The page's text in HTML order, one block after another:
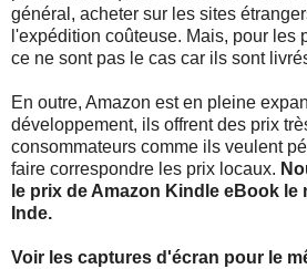
général, acheter sur les sites
l'expédition coûteuse. Mais, pour les
ce ne sont pas le cas car ils sont
En outre, Amazon est en pleine
développement, ils offrent des prix
consommateurs comme ils veulent
faire correspondre les prix locaux.
le prix de Amazon Kindle eBook le
Inde.
Voir les captures d'écran pour le